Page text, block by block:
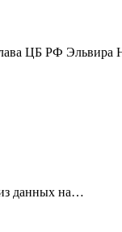
глава ЦБ РФ
данных на…